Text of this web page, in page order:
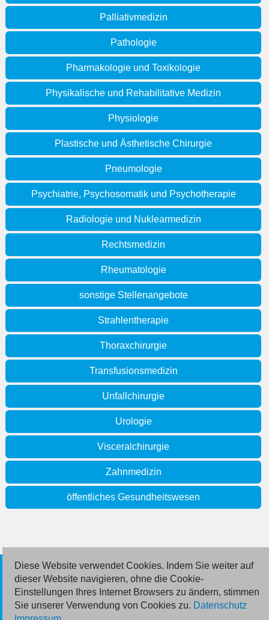
Palliativmedizin
Pathologie
Pharmakologie und Toxikologie
Physikalische und Rehabilitative Medizin
Physiologie
Plastische und Ästhetische Chirurgie
Pneumologie
Psychiatrie, Psychosomatik und Psychotherapie
Radiologie und Nuklearmedizin
Rechtsmedizin
Rheumatologie
sonstige Stellenangebote
Strahlentherapie
Thoraxchirurgie
Transfusionsmedizin
Unfallchirurgie
Urologie
Visceralchirurgie
Zahnmedizin
öffentliches Gesundheitswesen
© 2026 Deutsche Jobmarkt GmbH
Inserieren
Diese Website verwendet Cookies. Indem Sie weiter auf
dieser Website navigieren, ohne die Cookie-
Einstellungen Ihres Internet Browsers zu ändern, stimmen
Sie unserer Verwendung von Cookies zu. Datenschutz